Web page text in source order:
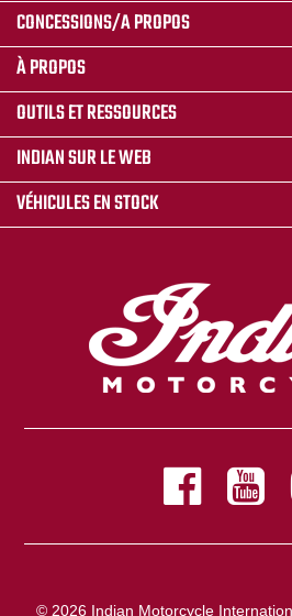
CONCESSIONS/A PROPOS
À PROPOS
OUTILS ET RESSOURCES
INDIAN SUR LE WEB
VÉHICULES EN STOCK
© 2026 Indian Motorcycle